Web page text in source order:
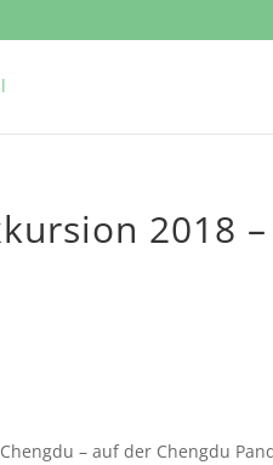
2018
– auf der Chengdu